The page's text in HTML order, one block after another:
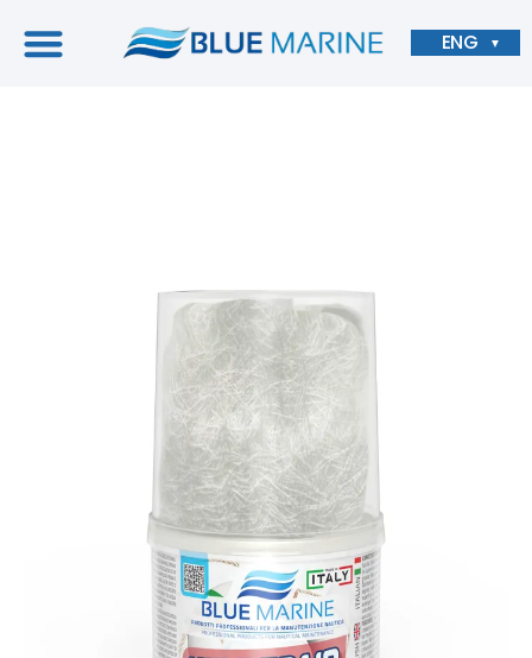
ENG ▼